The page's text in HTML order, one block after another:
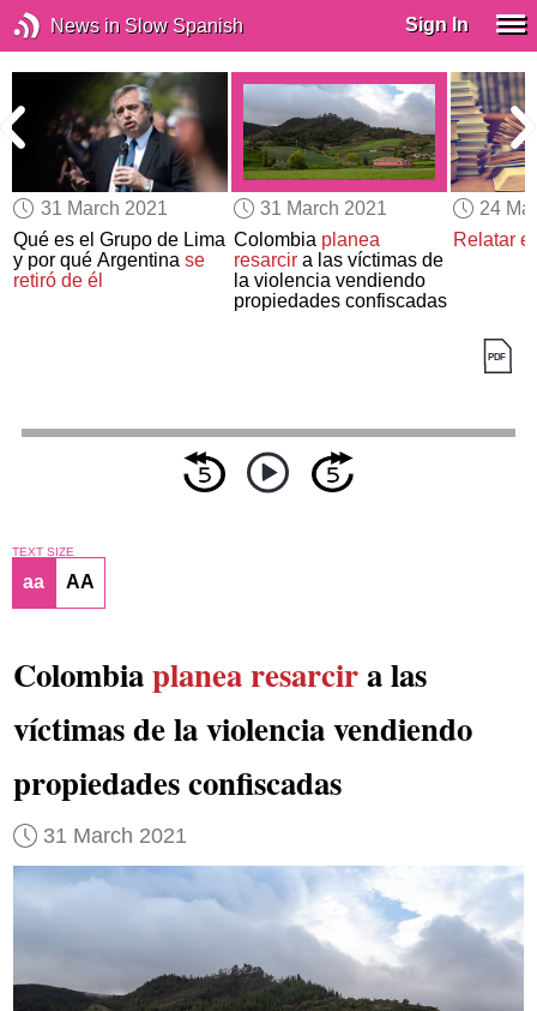
News in Slow Spanish Sign In
31 March 2021
Qué es el Grupo de Lima
y por qué Argentinase
retiró de él
31 March 2021
Colombia planea
resarcira las víctimas de
la violencia vendiendo
propiedades confiscadas
24
Relatar
TEXT SIZE
aa AA
Colombiaplanea resarcira las
víctimas de la violencia vendiendo
propiedades confiscadas
31 March 2021